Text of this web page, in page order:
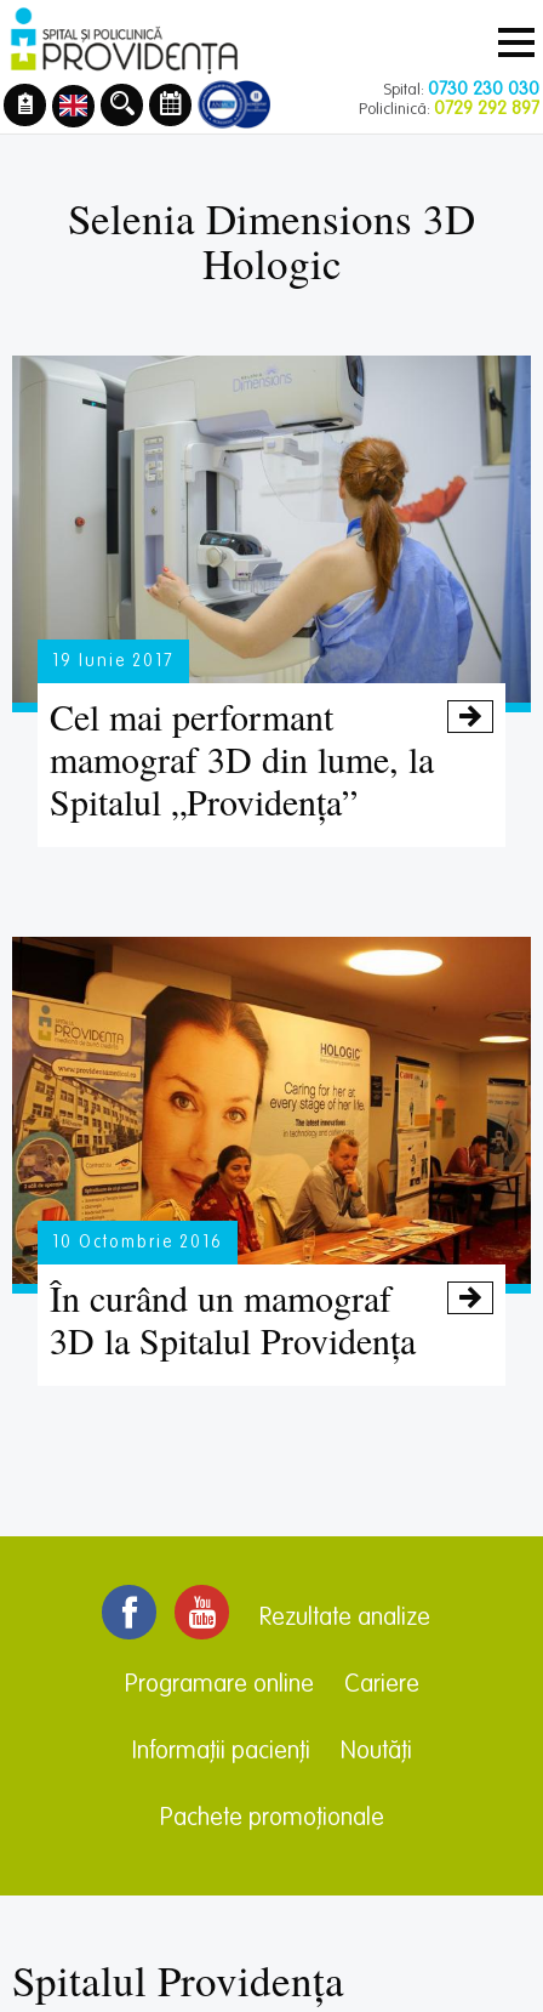
Mergi
la
conţinutul
principal
Navigare
principală
Spital: 0730 230 030
Policlinică: 0729 292 897
Selenia Dimensions 3D
Hologic
19 Iunie 2017

Cel mai performant
mamograf 3D din lume, la
Spitalul „Providența”
10 Octombrie 2016

În curând un mamograf
3D la Spitalul Providenţa
Rezultate analize
Programare online Cariere
Informații pacienți Noutăți
Pachete promoționale
Spitalul Providența